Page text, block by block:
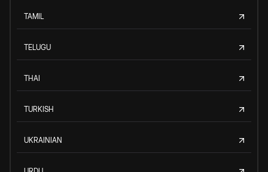
TAMIL
TELUGU
THAI
TURKISH
UKRAINIAN